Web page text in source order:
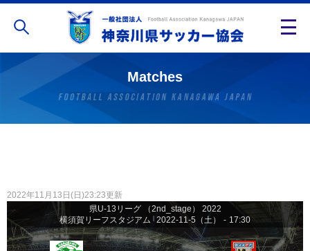
Matches
2022年11月13日(日)23:23更新
県U-13リーグ （2nd_stage） 2022
横須賀リーフスタジアム
2022-11-5（土） - 17:30